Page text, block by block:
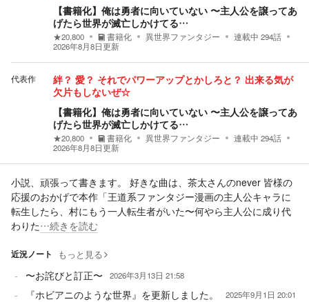
【書籍化】俺は勇者に向いていない 〜主人公を譲ってあ
げたら世界が滅亡しかけてる…
★20,800 書籍化 異世界ファンタジー 連載中 294話
2026年8月8日更新
代表作
絆？ 愛？ それでパワーアップとかしろと？ 出来る気が
欠片もしないぜ☆
【書籍化】俺は勇者に向いていない 〜主人公を譲ってあ
げたら世界が滅亡しかけてる…
★20,800 書籍化 異世界ファンタジー 連載中 294話
2026年8月8日更新
小説、頑張って書きます。 好きな曲は、茶太さんのnever 皆様の
応援のおかげで本作「王道系ファンタジー漫画の主人公キャラに
転生したら、村にもう一人転生者がいた〜何やら主人公に成り代
わりた…続きを読む
近況ノート もっと見る
〜お詫びと訂正〜 2026年3月13日 21:58
『ホビアニのような世界』を更新しました。 2025年9月1日 20:01